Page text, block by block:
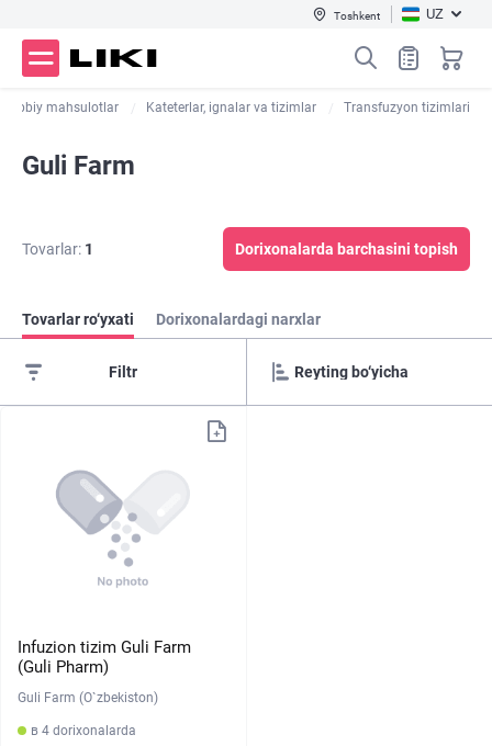
Toshkent UZ
Tibbiy mahsulotlar Kateterlar, ignalar va tizimlar Transfuzyon tizimlari
Guli Farm
Tovarlar: 1 Dorixonalarda barchasini topish
Tovarlar ro‘yxati Dorixonalardagi narxlar
Filtr
Infuzion tizim Guli Farm
(Guli Pharm)
Guli Farm (O`zbekiston)
в 4 dorixonalarda